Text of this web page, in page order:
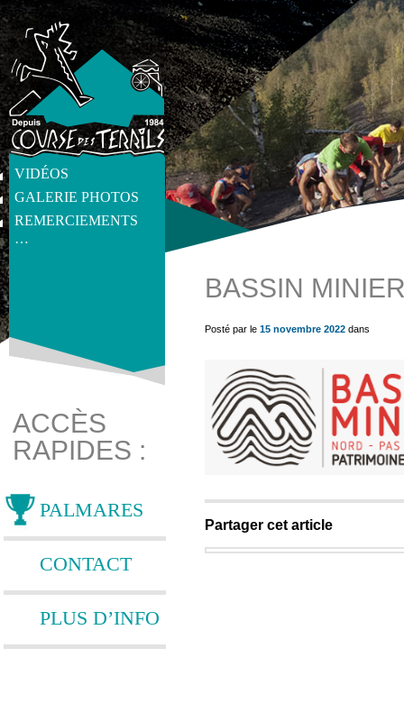
VIDÉOS
GALERIE PHOTOS
REMERCIEMENTS
…
get_post_meta(get_the_ID(), 'thumb', true) ?>
ACCÈS
RAPIDES :
PALMARES
CONTACT
PLUS D’INFO
BASSIN
Posté par le 15 novembre 2022 dans
Partager cet article